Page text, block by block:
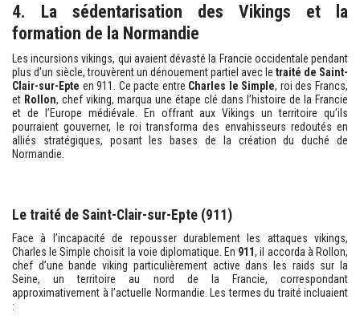
4. La sédentarisation des Vikings et la
formation de la Normandie
Les incursions vikings, qui avaient dévasté la Francie occidentale pendant
plus d’un siècle, trouvèrent un dénouement partiel avec le traité de Saint-
Clair-sur-Epte en 911. Ce pacte entre Charles le Simple, roi des Francs,
et Rollon, chef viking, marqua une étape clé dans l’histoire de la Francie
et de l’Europe médiévale. En offrant aux Vikings un territoire qu’ils
pourraient gouverner, le roi transforma des envahisseurs redoutés en
alliés stratégiques, posant les bases de la création du duché de
Normandie.
Le traité de Saint-Clair-sur-Epte (911)
Face à l’incapacité de repousser durablement les attaques vikings,
Charles le Simple choisit la voie diplomatique. En 911, il accorda à Rollon,
chef d’une bande viking particulièrement active dans les raids sur la
Seine, un territoire au nord de la Francie, correspondant
approximativement à l’actuelle Normandie. Les termes du traité incluaient
: